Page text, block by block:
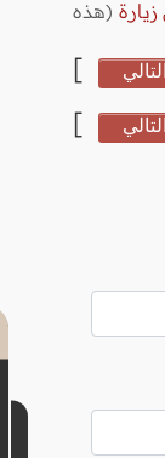
(هذه
التالي ]
التالي ]